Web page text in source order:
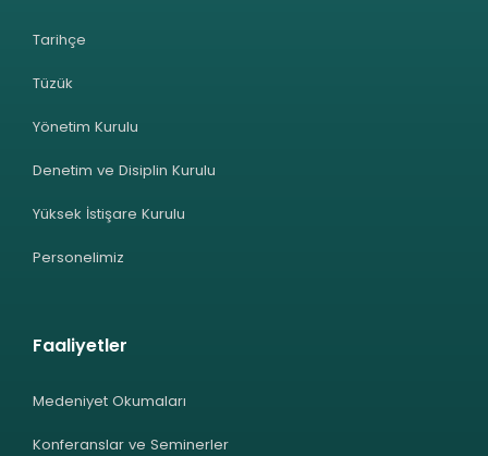
Tarihçe
Tüzük
Yönetim Kurulu
Denetim ve Disiplin Kurulu
Yüksek İstişare Kurulu
Personelimiz
Faaliyetler
Medeniyet Okumaları
Konferanslar ve Seminerler